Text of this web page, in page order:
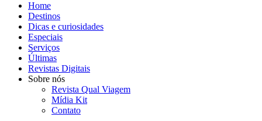
Home
Destinos
Dicas e curiosidades
Especiais
Serviços
Últimas
Revistas Digitais
Sobre nós
Revista Qual Viagem
Mídia Kit
Contato